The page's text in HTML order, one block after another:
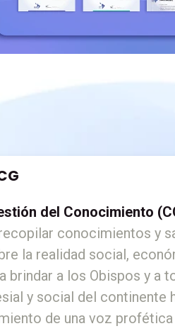
del Conocimiento
conocimientos y
la realidad social,
brindar a los Obispos y a
y social del continente
de una voz profética